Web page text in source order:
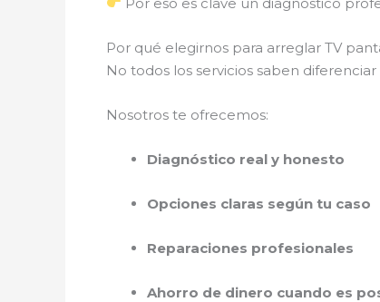
Por qué elegirnos para arreglar TV
No todos los servicios saben
Nosotros te ofrecemos:
Diagnóstico real y honesto
Opciones claras según tu caso
Reparaciones profesionales
Ahorro de dinero cuando es